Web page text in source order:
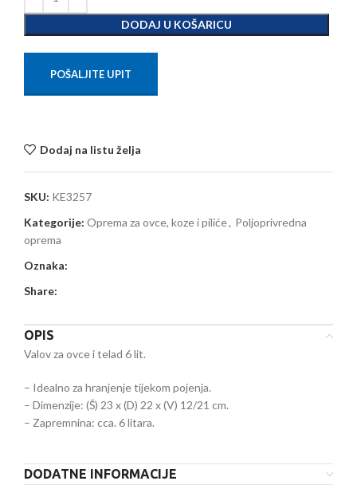
DODAJ U KOŠARICU
POŠALJITE UPIT
Dodaj na listu želja
SKU: KE3257
Kategorije: Oprema za ovce, koze i piliće, Poljoprivredna
oprema
Oznaka:
Share:
OPIS
Valov za ovce i telad 6 lit.
– Idealno za hranjenje tijekom pojenja.
– Dimenzije: (Š) 23 x (D) 22 x (V) 12/21 cm.
– Zapremnina: cca. 6 litara.
DODATNE INFORMACIJE